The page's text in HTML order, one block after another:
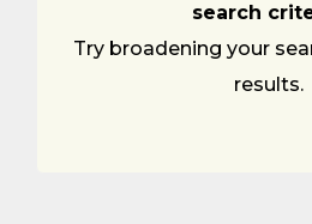
search
Try broadening your
results.